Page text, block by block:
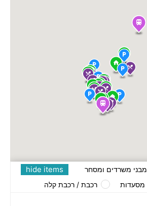
hide items
מבני משרדים ומסחר
מסעדות רכבת / רכבת קלה